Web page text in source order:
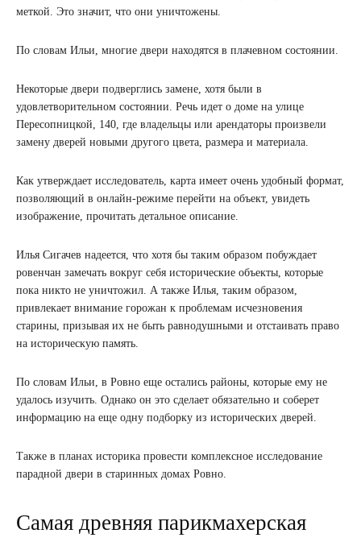
меткой. Это значит, что они уничтожены.
По словам Ильи, многие двери находятся в плачевном состоянии.
Некоторые двери подверглись замене, хотя были в
удовлетворительном состоянии. Речь идет о доме на улице
Пересопницкой, 140, где владельцы или арендаторы произвели
замену дверей новыми другого цвета, размера и материала.
Как утверждает исследователь, карта имеет очень удобный формат,
позволяющий в онлайн-режиме перейти на объект, увидеть
изображение, прочитать детальное описание.
Илья Сигачев надеется, что хотя бы таким образом побуждает
ровенчан замечать вокруг себя исторические объекты, которые
пока никто не уничтожил. А также Илья, таким образом,
привлекает внимание горожан к проблемам исчезновения
старины, призывая их не быть равнодушными и отстаивать право
на историческую память.
По словам Ильи, в Ровно еще остались районы, которые ему не
удалось изучить. Однако он это сделает обязательно и соберет
информацию на еще одну подборку из исторических дверей.
Также в планах историка провести комплексное исследование
парадной двери в старинных домах Ровно.
Самая древняя парикмахерская